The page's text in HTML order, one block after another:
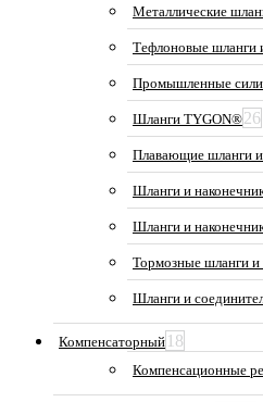
Металлические
Тефлоновые шланги
Промышленные
Шланги TYGON®26
Плавающие шланги
Шланги и
Шланги и
Тормозные шланги и
Шланги и
Компенсаторный 18
Компенсационные